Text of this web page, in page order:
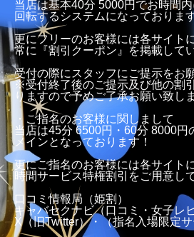
当店は基本40分 5000円でお時間
回転するシステムになっておりま
更にフリーのお客様には各サイト
常に『割引クーポン』を掲載して
受付の際にスタッフにご提示をお
※受付終了後のご提示及び他の割
りますので予めご了承お願い致し
・ご指名のお客様に関しまして
当店は45分 6500円・60分 8000円
メインとなっております！
更にご指名のお客様には各サイト
時間サービス特権割引をご用意し
口コミ情報局（姫割）
キャバセクナビ（口コミ・女子レ
X（旧Twitter）・（指名入場限定